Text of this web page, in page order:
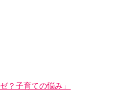
？子育ての悩み」